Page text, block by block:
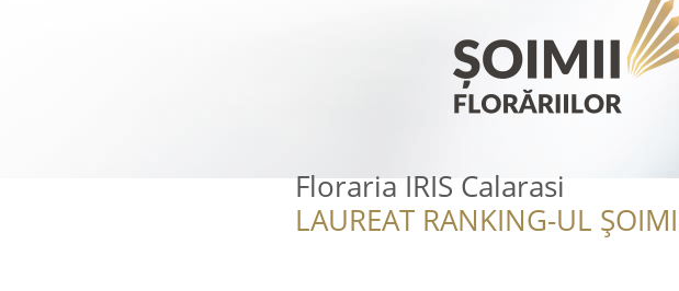
Floraria IRIS Calarasi
LAUREAT RANKING-UL